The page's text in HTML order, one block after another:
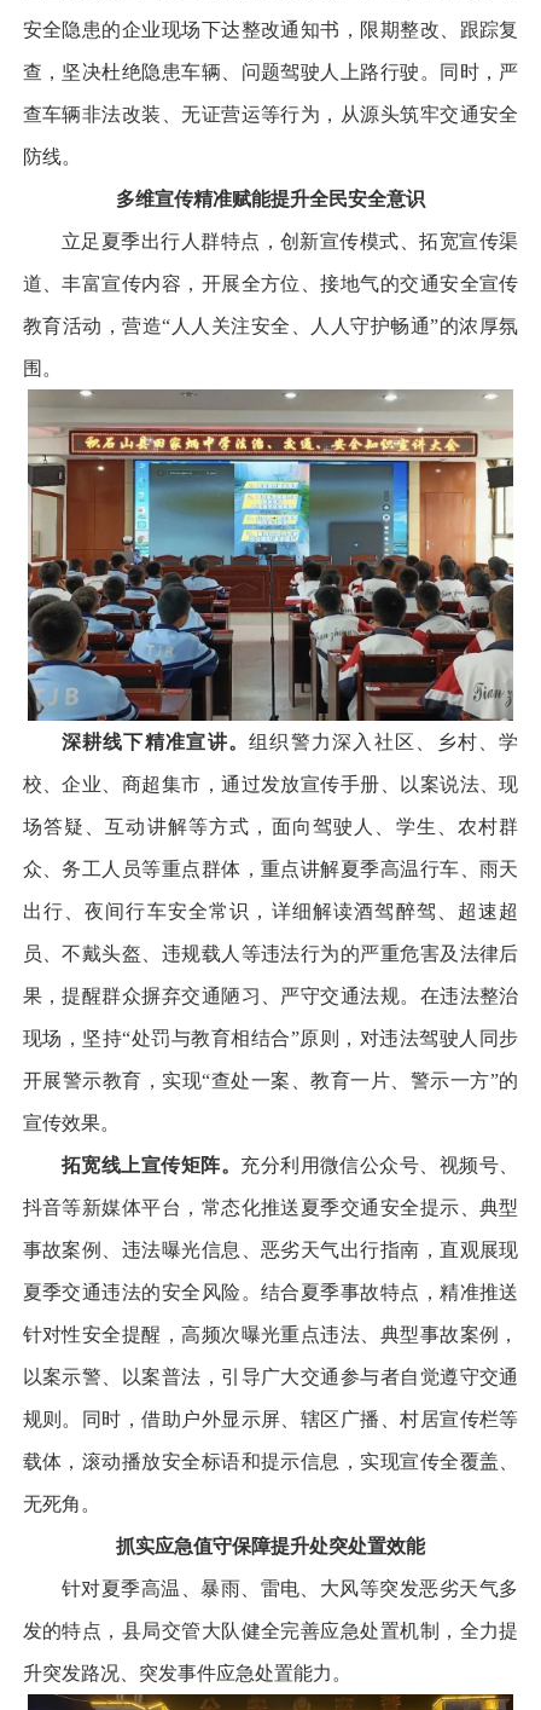
安全隐患的企业现场下达整改通知书，限期整改、跟踪复
查，坚决杜绝隐患车辆、问题驾驶人上路行驶。同时，严
查车辆非法改装、无证营运等行为，从源头筑牢交通安全
防线。
多维宣传精准赋能提升全民安全意识
立足夏季出行人群特点，创新宣传模式、拓宽宣传渠
道、丰富宣传内容，开展全方位、接地气的交通安全宣传
教育活动，营造“人人关注安全、人人守护畅通”的浓厚氛
围。
深耕线下精准宣讲。组织警力深入社区、乡村、学
校、企业、商超集市，通过发放宣传手册、以案说法、现
场答疑、互动讲解等方式，面向驾驶人、学生、农村群
众、务工人员等重点群体，重点讲解夏季高温行车、雨天
出行、夜间行车安全常识，详细解读酒驾醉驾、超速超
员、不戴头盔、违规载人等违法行为的严重危害及法律后
果，提醒群众摒弃交通陋习、严守交通法规。在违法整治
现场，坚持“处罚与教育相结合”原则，对违法驾驶人同步
开展警示教育，实现“查处一案、教育一片、警示一方”的
宣传效果。
拓宽线上宣传矩阵。 充分利用微信公众号、视频号、
抖音等新媒体平台，常态化推送夏季交通安全提示、典型
事故案例、违法曝光信息、恶劣天气出行指南，直观展现
夏季交通违法的安全风险。结合夏季事故特点，精准推送
针对性安全提醒，高频次曝光重点违法、典型事故案例，
以案示警、以案普法，引导广大交通参与者自觉遵守交通
规则。同时，借助户外显示屏、辖区广播、村居宣传栏等
载体，滚动播放安全标语和提示信息，实现宣传全覆盖、
无死角。
抓实应急值守保障提升处突处置效能
针对夏季高温、暴雨、雷电、大风等突发恶劣天气多
发的特点，县局交管大队健全完善应急处置机制，全力提
升突发路况、突发事件应急处置能力。